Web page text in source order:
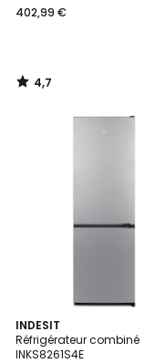
402,99 €
4,7
/
INDESIT
Réfrigérateur combiné
INKS8261S4E